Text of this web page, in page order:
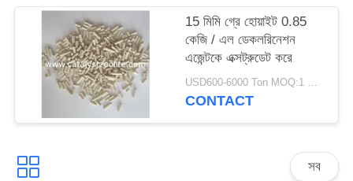
15 মিমি গ্রে হোয়াইট 0.85
কেজি / এল ডেকলরিনেশন
এজেন্টকে এক্সট্রুডেট করে
USD600-6000 Ton MOQ:1 কিলোগ্রাম
CONTACT
সব